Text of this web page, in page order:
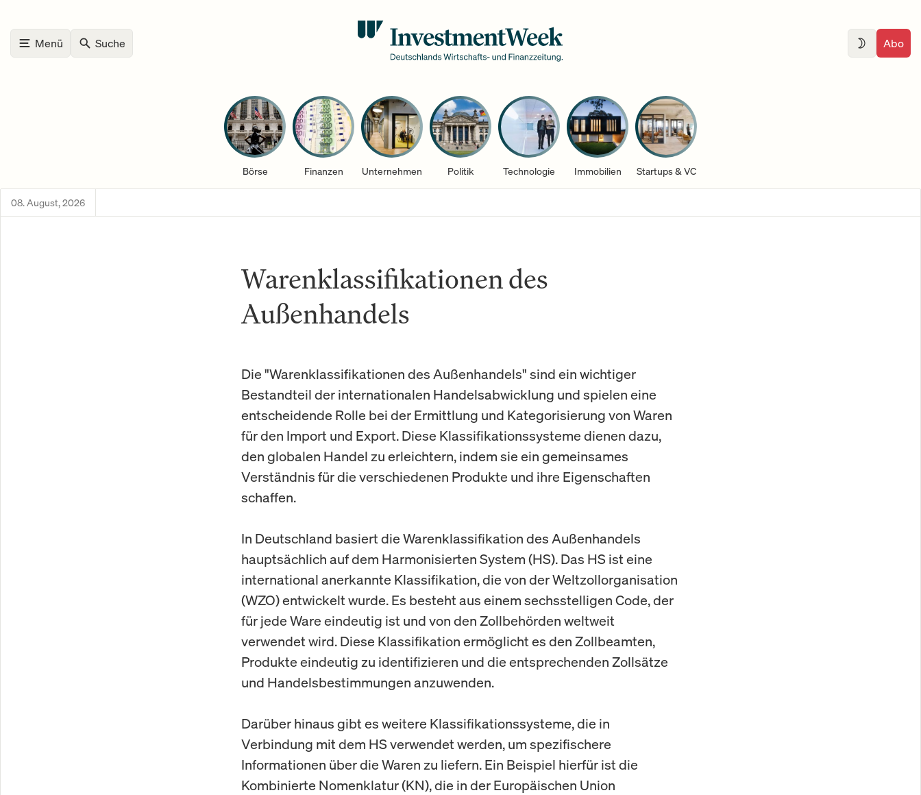
Menü Suche Abo
Börse Finanzen Unternehmen Politik Technologie Immobilien Startups & VC
08. August, 2026
Warenklassifikationen des
Außenhandels
Die "Warenklassifikationen des Außenhandels" sind ein wichtiger
Bestandteil der internationalen Handelsabwicklung und spielen eine
entscheidende Rolle bei der Ermittlung und Kategorisierung von Waren
für den Import und Export. Diese Klassifikationssysteme dienen dazu,
den globalen Handel zu erleichtern, indem sie ein gemeinsames
Verständnis für die verschiedenen Produkte und ihre Eigenschaften
schaffen.
In Deutschland basiert die Warenklassifikation des Außenhandels
hauptsächlich auf dem Harmonisierten System (HS). Das HS ist eine
international anerkannte Klassifikation, die von der Weltzollorganisation
(WZO) entwickelt wurde. Es besteht aus einem sechsstelligen Code, der
für jede Ware eindeutig ist und von den Zollbehörden weltweit
verwendet wird. Diese Klassifikation ermöglicht es den Zollbeamten,
Produkte eindeutig zu identifizieren und die entsprechenden Zollsätze
und Handelsbestimmungen anzuwenden.
Darüber hinaus gibt es weitere Klassifikationssysteme, die in
Verbindung mit dem HS verwendet werden, um spezifischere
Informationen über die Waren zu liefern. Ein Beispiel hierfür ist die
Kombinierte Nomenklatur (KN), die in der Europäischen Union